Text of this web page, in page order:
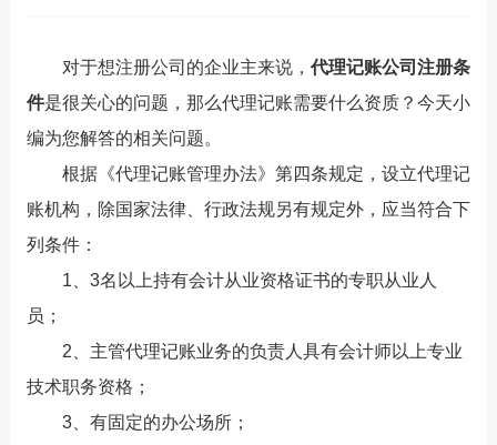
对于想注册公司的企业主来说， 代理记账公司注册条
件是很关心的问题，那么代理记账需要什么资质？今天小
编为您解答的相关问题。
根据《代理记账管理办法》第四条规定，设立代理记
账机构，除国家法律、行政法规另有规定外，应当符合下
列条件：
1、3名以上持有会计从业资格证书的专职从业人
员；
2、主管代理记账业务的负责人具有会计师以上专业
技术职务资格；
3、有固定的办公场所；